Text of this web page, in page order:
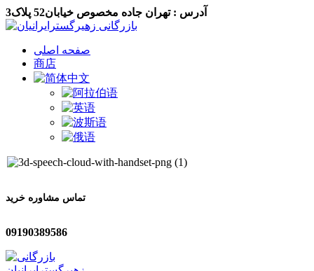
آدرس : تهران جاده مخصوص خیابان52 پلاک3
صفحه اصلی
商店
تماس مشاوره خرید
09190389586